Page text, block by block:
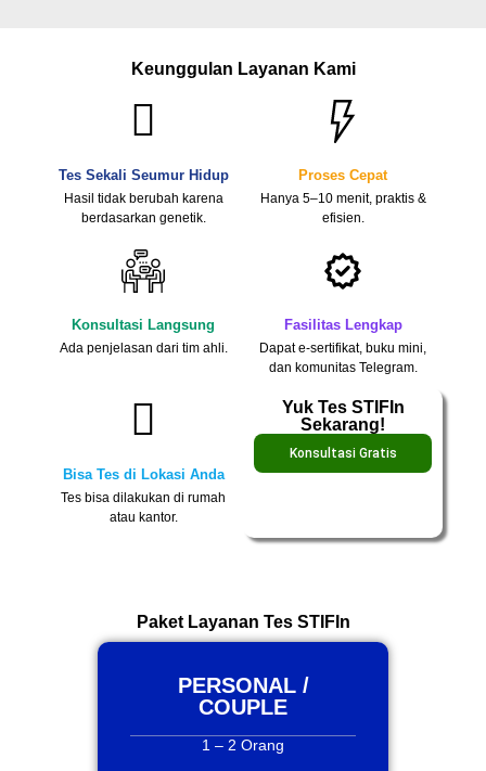
Keunggulan Layanan Kami
Tes Sekali Seumur Hidup
Hasil tidak berubah karena
berdasarkan genetik.
Proses Cepat
Hanya 5–10 menit, praktis &
efisien.
Konsultasi Langsung
Ada penjelasan dari tim ahli.
Fasilitas Lengkap
Dapat e-sertifikat, buku mini,
dan komunitas Telegram.
Bisa Tes di Lokasi Anda
Tes bisa dilakukan di rumah
atau kantor.
Yuk Tes STIFIn
Sekarang!
Konsultasi Gratis
Paket Layanan Tes STIFIn
PERSONAL /
COUPLE
1 – 2 Orang